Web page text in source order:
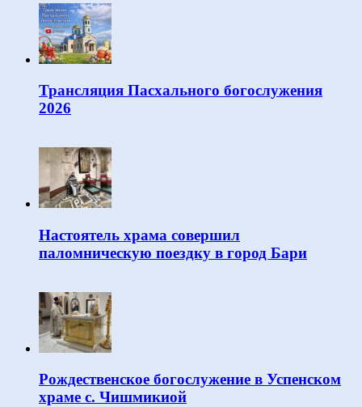
Трансляция Пасхального богослужения
2026
Настоятель храма совершил
паломническую поездку в город Бари
Рождественское богослужение в Успенском
храме с. Чишмикиой